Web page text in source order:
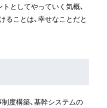
としてやっていく気概、
ことは、幸せなことだと
度構築、基幹システムの